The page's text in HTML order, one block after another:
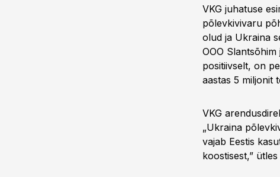
VKG juhatuse
põlevkivivaru
olud ja Ukraina
OOO
positiivselt, on
aastas 5 miljonit
VKG
„Ukraina
vajab Eestis
koostisest,”